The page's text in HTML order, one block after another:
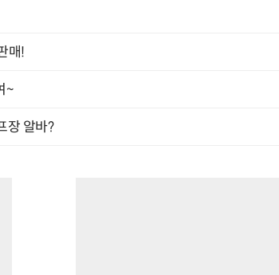
매!
~
장 알바?